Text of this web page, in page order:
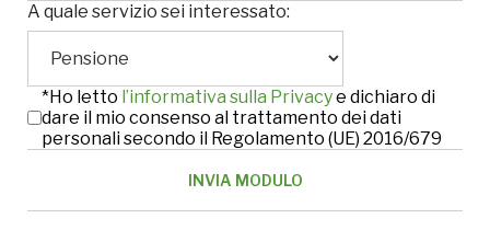
A quale servizio sei interessato:
*Ho letto l’informativa sulla Privacye dichiaro di
dare il mio consenso al trattamento dei dati
personali secondo il Regolamento (UE) 2016/679